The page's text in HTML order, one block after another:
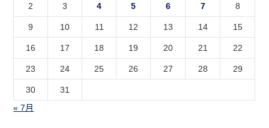
2 3 4 5 6 7 8
9 10 11 12 13 14 15
16 17 18 19 20 21 22
23 24 25 26 27 28 29
30
31
« 7月